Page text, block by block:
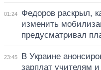
01:24
Федоров раскрыл,
изменить
предусматривал
23:45
В Украине
зарплат учителям